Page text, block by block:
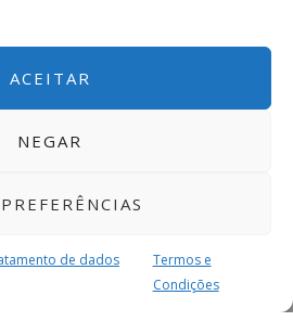
ACEITAR
NEGAR
de dados
Termos e
Condições